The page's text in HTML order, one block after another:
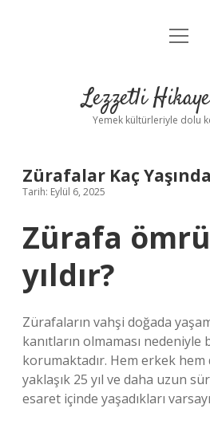
Anasayfa
Yasal
menüyü
Lezzetli
Yemek kültürleriyle dolu
Zürafalar Kaç
Tarih: Eylül 6, 2025
Zürafa
yıldır?
Zürafaların vahşi doğada
kanıtların olmaması nedeniyle
korumaktadır. Hem erkek hem
yaklaşık 25 yıl ve daha uzun
esaret içinde yaşadıkları